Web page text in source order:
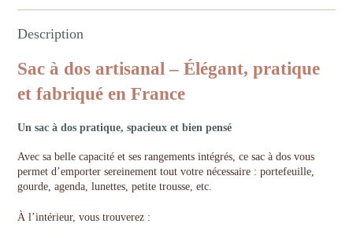
Description
Sac à dos artisanal – Élégant, pratique
et fabriqué en France
Un sac à dos pratique, spacieux et bien pensé
Avec sa belle capacité et ses rangements intégrés, ce sac à dos vous
permet d’emporter sereinement tout votre nécessaire : portefeuille,
gourde, agenda, lunettes, petite trousse, etc.
À l’intérieur, vous trouverez :